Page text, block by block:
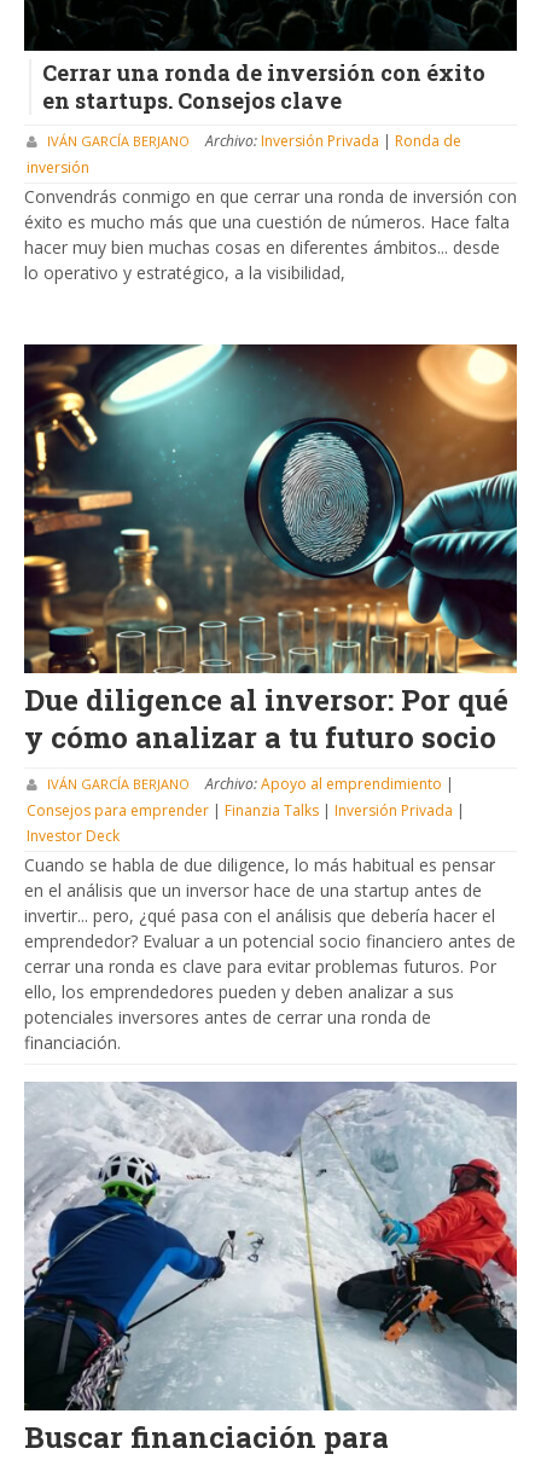
Cerrar una ronda de inversión con éxito
en startups. Consejos clave
IVÁN GARCÍA BERJANO Archivo:Inversión Privada | Ronda de
inversión
Convendrás conmigo en que cerrar una ronda de inversión con
éxito es mucho más que una cuestión de números. Hace falta
hacer muy bien muchas cosas en diferentes ámbitos... desde
lo operativo y estratégico, a la visibilidad,
Due diligence al inversor: Por qué
y cómo analizar a tu futuro socio
IVÁN GARCÍA BERJANO Archivo:Apoyo al emprendimiento |
Consejos para emprender | Finanzia Talks | Inversión Privada |
Investor Deck
Cuando se habla de due diligence, lo más habitual es pensar
en el análisis que un inversor hace de una startup antes de
invertir... pero, ¿qué pasa con el análisis que debería hacer el
emprendedor? Evaluar a un potencial socio financiero antes de
cerrar una ronda es clave para evitar problemas futuros. Por
ello, los emprendedores pueden y deben analizar a sus
potenciales inversores antes de cerrar una ronda de
financiación.
Buscar financiación para